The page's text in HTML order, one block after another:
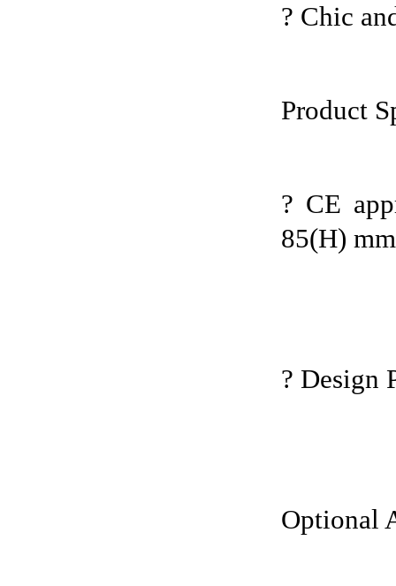
? Chic
Product
? CE
85(H)
? Design
Optional